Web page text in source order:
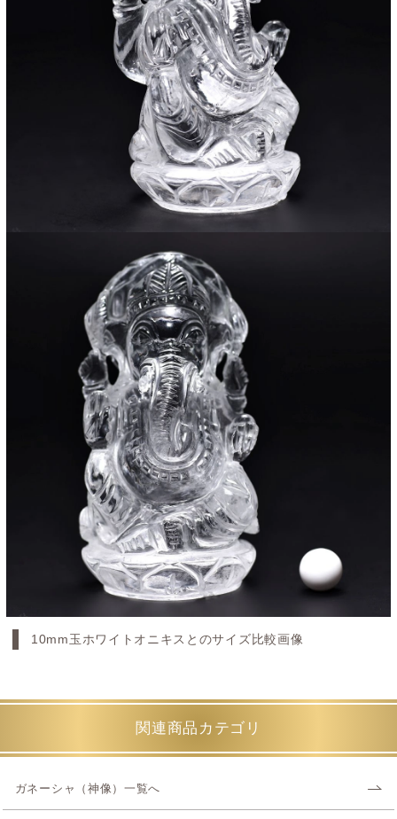
10mm玉ホワイトオニキスとのサイズ比較画像
関連商品カテゴリ
ガネーシャ（神像）一覧へ